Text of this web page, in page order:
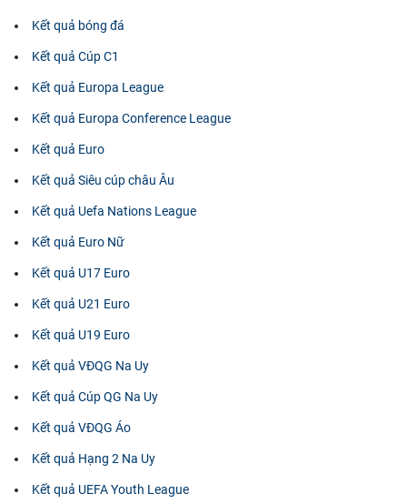
Kết quả bóng đá
Kết quả Cúp C1
Kết quả Europa League
Kết quả Europa Conference League
Kết quả Euro
Kết quả Siêu cúp châu Âu
Kết quả Uefa Nations League
Kết quả Euro Nữ
Kết quả U17 Euro
Kết quả U21 Euro
Kết quả U19 Euro
Kết quả VĐQG Na Uy
Kết quả Cúp QG Na Uy
Kết quả VĐQG Áo
Kết quả Hạng 2 Na Uy
Kết quả UEFA Youth League